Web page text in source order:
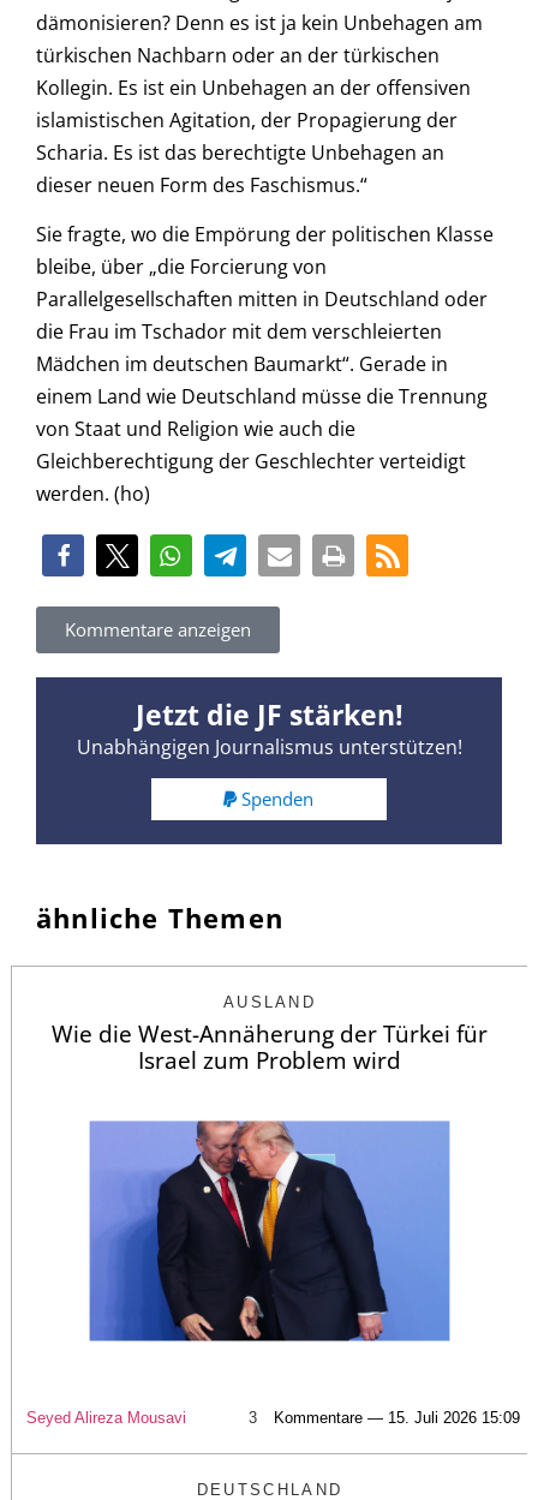
dämonisieren? Denn es ist ja kein Unbehagen am
türkischen Nachbarn oder an der türkischen
Kollegin. Es ist ein Unbehagen an der offensiven
islamistischen Agitation, der Propagierung der
Scharia. Es ist das berechtigte Unbehagen an
dieser neuen Form des Faschismus.“
Sie fragte, wo die Empörung der politischen Klasse
bleibe, über „die Forcierung von
Parallelgesellschaften mitten in Deutschland oder
die Frau im Tschador mit dem verschleierten
Mädchen im deutschen Baumarkt“. Gerade in
einem Land wie Deutschland müsse die Trennung
von Staat und Religion wie auch die
Gleichberechtigung der Geschlechter verteidigt
werden. (ho)
Kommentare anzeigen
Jetzt die JF stärken!
Unabhängigen Journalismus unterstützen!
Spenden
ähnliche Themen
AUSLAND
Wie die West-Annäherung der Türkei für
Israel zum Problem wird
Seyed Alireza Mousavi 3 Kommentare — 15. Juli 2026 15:09
DEUTSCHLAND